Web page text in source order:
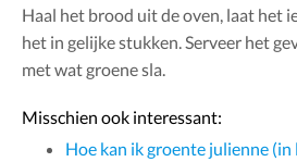
Haal het brood uit de oven, laat het
het in gelijke stukken. Serveer het
met wat groene sla.
Misschien ook interessant:
Hoe kan ik groente julienne